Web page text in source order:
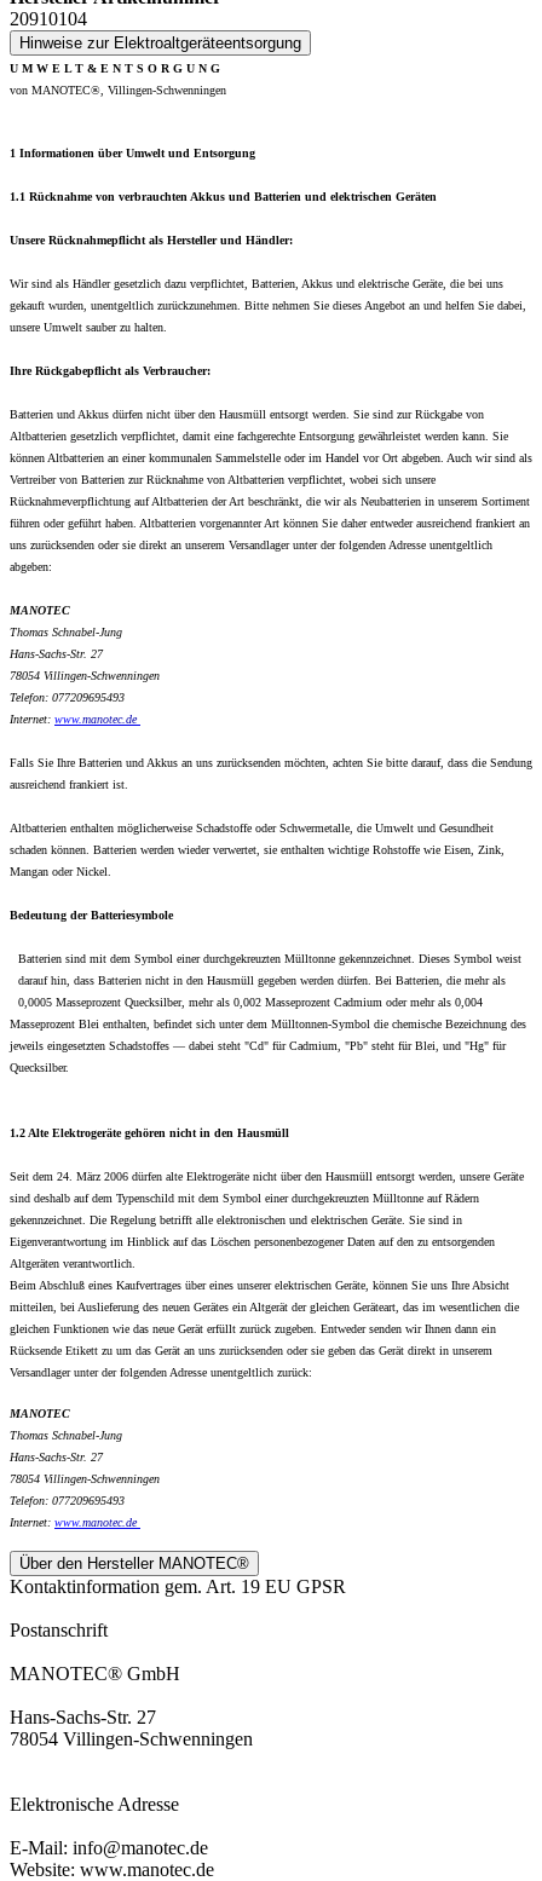
20910104
Hinweise zur Elektroaltgeräteentsorgung
U M W E L T & E N T S O R G U N G
von MANOTEC®, Villingen-Schwenningen
1 Informationen über Umwelt und Entsorgung
1.1 Rücknahme von verbrauchten Akkus und Batterien und elektrischen Geräten
Unsere Rücknahmepflicht als Hersteller und Händler:
Wir sind als Händler gesetzlich dazu verpflichtet, Batterien, Akkus und elektrische Geräte, die bei uns
gekauft wurden, unentgeltlich zurückzunehmen. Bitte nehmen Sie dieses Angebot an und helfen Sie dabei,
unsere Umwelt sauber zu halten.
Ihre Rückgabepflicht als Verbraucher:
Batterien und Akkus dürfen nicht über den Hausmüll entsorgt werden. Sie sind zur Rückgabe von
Altbatterien gesetzlich verpflichtet, damit eine fachgerechte Entsorgung gewährleistet werden kann. Sie
können Altbatterien an einer kommunalen Sammelstelle oder im Handel vor Ort abgeben. Auch wir sind als
Vertreiber von Batterien zur Rücknahme von Altbatterien verpflichtet, wobei sich unsere
Rücknahmeverpflichtung auf Altbatterien der Art beschränkt, die wir als Neubatterien in unserem Sortiment
führen oder geführt haben. Altbatterien vorgenannter Art können Sie daher entweder ausreichend frankiert an
uns zurücksenden oder sie direkt an unserem Versandlager unter der folgenden Adresse unentgeltlich
abgeben:
MANOTEC
Thomas Schnabel-Jung
Hans-Sachs-Str. 27
78054 Villingen-Schwenningen
Telefon: 077209695493
Internet: www.manotec.de
Falls Sie Ihre Batterien und Akkus an uns zurücksenden möchten, achten Sie bitte darauf, dass die Sendung
ausreichend frankiert ist.
Altbatterien enthalten möglicherweise Schadstoffe oder Schwermetalle, die Umwelt und Gesundheit
schaden können. Batterien werden wieder verwertet, sie enthalten wichtige Rohstoffe wie Eisen, Zink,
Mangan oder Nickel.
Bedeutung der Batteriesymbole
Batterien sind mit dem Symbol einer durchgekreuzten Mülltonne gekennzeichnet. Dieses Symbol weist
darauf hin, dass Batterien nicht in den Hausmüll gegeben werden dürfen. Bei Batterien, die mehr als
0,0005 Masseprozent Quecksilber, mehr als 0,002 Masseprozent Cadmium oder mehr als 0,004
Masseprozent Blei enthalten, befindet sich unter dem Mülltonnen-Symbol die chemische Bezeichnung des
jeweils eingesetzten Schadstoffes — dabei steht "Cd" für Cadmium, "Pb" steht für Blei, und "Hg" für
Quecksilber.
1.2 Alte Elektrogeräte gehören nicht in den Hausmüll
Seit dem 24. März 2006 dürfen alte Elektrogeräte nicht über den Hausmüll entsorgt werden, unsere Geräte
sind deshalb auf dem Typenschild mit dem Symbol einer durchgekreuzten Mülltonne auf Rädern
gekennzeichnet. Die Regelung betrifft alle elektronischen und elektrischen Geräte. Sie sind in
Eigenverantwortung im Hinblick auf das Löschen personenbezogener Daten auf den zu entsorgenden
Altgeräten verantwortlich.
Beim Abschluß eines Kaufvertrages über eines unserer elektrischen Geräte, können Sie uns Ihre Absicht
mitteilen, bei Auslieferung des neuen Gerätes ein Altgerät der gleichen Geräteart, das im wesentlichen die
gleichen Funktionen wie das neue Gerät erfüllt zurück zugeben. Entweder senden wir Ihnen dann ein
Rücksende Etikett zu um das Gerät an uns zurücksenden oder sie geben das Gerät direkt in unserem
Versandlager unter der folgenden Adresse unentgeltlich zurück:
MANOTEC
Thomas Schnabel-Jung
Hans-Sachs-Str. 27
78054 Villingen-Schwenningen
Telefon: 077209695493
Internet: www.manotec.de
Über den Hersteller MANOTEC®
Kontaktinformation gem. Art. 19 EU GPSR
Postanschrift
MANOTEC® GmbH
Hans-Sachs-Str. 27
78054 Villingen-Schwenningen
Elektronische Adresse
E-Mail: info@manotec.de
Website: www.manotec.de